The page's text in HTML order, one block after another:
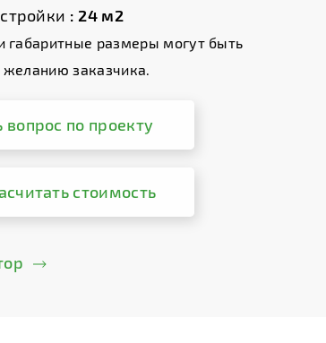
: 24 м2
габаритные размеры могут быть
заказчика.
вопрос по проекту
стоимость